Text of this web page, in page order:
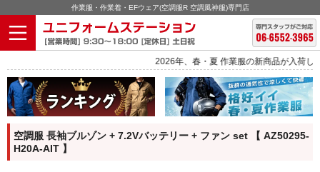
作業服・作業着・EFウェア(空調服R 空調風神服)専門店
2026年、春・夏 作業服の新商品が入荷しました。
空調服 長袖ブルゾン + 7.2Vバッテリー + ファン set 【 AZ50295-
H20A-AIT 】